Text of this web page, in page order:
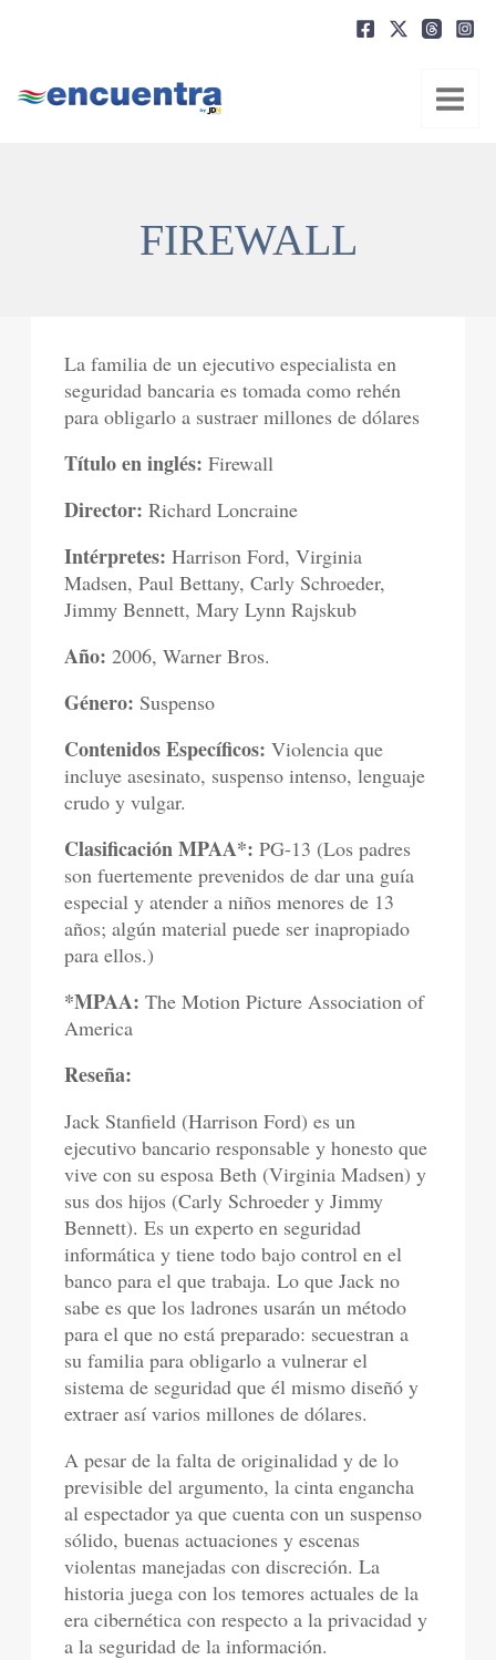
FIREWALL
La familia de un ejecutivo especialista en
seguridad bancaria es tomada como rehén
para obligarlo a sustraer millones de dólares
Título en inglés:Firewall
Director:Richard Loncraine
Intérpretes:Harrison Ford, Virginia
Madsen, Paul Bettany, Carly Schroeder,
Jimmy Bennett, Mary Lynn Rajskub
Año:2006, Warner Bros.
Género: Suspenso
Contenidos Específicos:Violencia que
incluye asesinato, suspenso intenso, lenguaje
crudo y vulgar.
Clasificación MPAA*:PG-13 (Los padres
son fuertemente prevenidos de dar una guía
especial y atender a niños menores de 13
años; algún material puede ser inapropiado
para ellos.)
*MPAA:The Motion Picture Association of
America
Reseña:
Jack Stanfield (Harrison Ford) es un
ejecutivo bancario responsable y honesto que
vive con su esposa Beth (Virginia Madsen) y
sus dos hijos (Carly Schroeder y Jimmy
Bennett). Es un experto en seguridad
informática y tiene todo bajo control en el
banco para el que trabaja. Lo que Jack no
sabe es que los ladrones usarán un método
para el que no está preparado: secuestran a
su familia para obligarlo a vulnerar el
sistema de seguridad que él mismo diseñó y
extraer así varios millones de dólares.
A pesar de la falta de originalidad y de lo
previsible del argumento, la cinta engancha
al espectador ya que cuenta con un suspenso
sólido, buenas actuaciones y escenas
violentas manejadas con discreción. La
historia juega con los temores actuales de la
era cibernética con respecto a la privacidad y
a la seguridad de la información.